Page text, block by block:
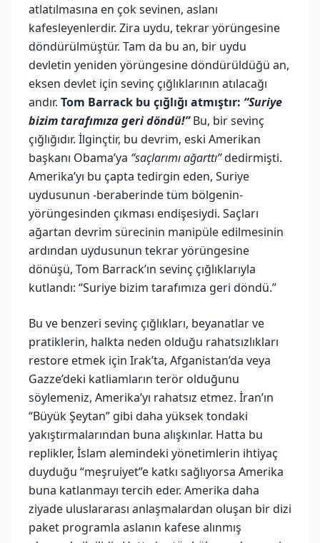
atlatılmasına en çok sevinen, aslanı
kafesleyenlerdir. Zira uydu, tekrar yörüngesine
döndürülmüştür. Tam da bu an, bir uydu
devletin yeniden yörüngesine döndürüldüğü an,
eksen devlet için sevinç çığlıklarının atılacağı
andır. Tom Barrack bu çığlığı atmıştır: “Suriye
bizim tarafımıza geri döndü!”Bu, bir sevinç
çığlığıdır. İlginçtir, bu devrim, eski Amerikan
başkanı Obama’ya “saçlarımı ağarttı”dedirmişti.
Amerika’yı bu çapta tedirgin eden, Suriye
uydusunun -beraberinde tüm bölgenin-
yörüngesinden çıkması endişesiydi. Saçları
ağartan devrim sürecinin manipüle edilmesinin
ardından uydusunun tekrar yörüngesine
dönüşü, Tom Barrack’ın sevinç çığlıklarıyla
kutlandı: “Suriye bizim tarafımıza geri döndü.”
Bu ve benzeri sevinç çığlıkları, beyanatlar ve
pratiklerin, halkta neden olduğu rahatsızlıkları
restore etmek için Irak’ta, Afganistan’da veya
Gazze’deki katliamların terör olduğunu
söylemeniz, Amerika’yı rahatsız etmez. İran’ın
“Büyük Şeytan” gibi daha yüksek tondaki
yakıştırmalarından buna alışkınlar. Hatta bu
replikler, İslam alemindeki yönetimlerin ihtiyaç
duyduğu “meşruiyet”e katkı sağlıyorsa Amerika
buna katlanmayı tercih eder. Amerika daha
ziyade uluslararası anlaşmalardan oluşan bir dizi
paket programla aslanın kafese alınmış